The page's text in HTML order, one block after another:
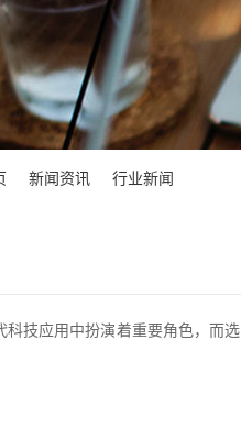
新闻资讯 行业新闻
科技应用中扮演着重要角色，而